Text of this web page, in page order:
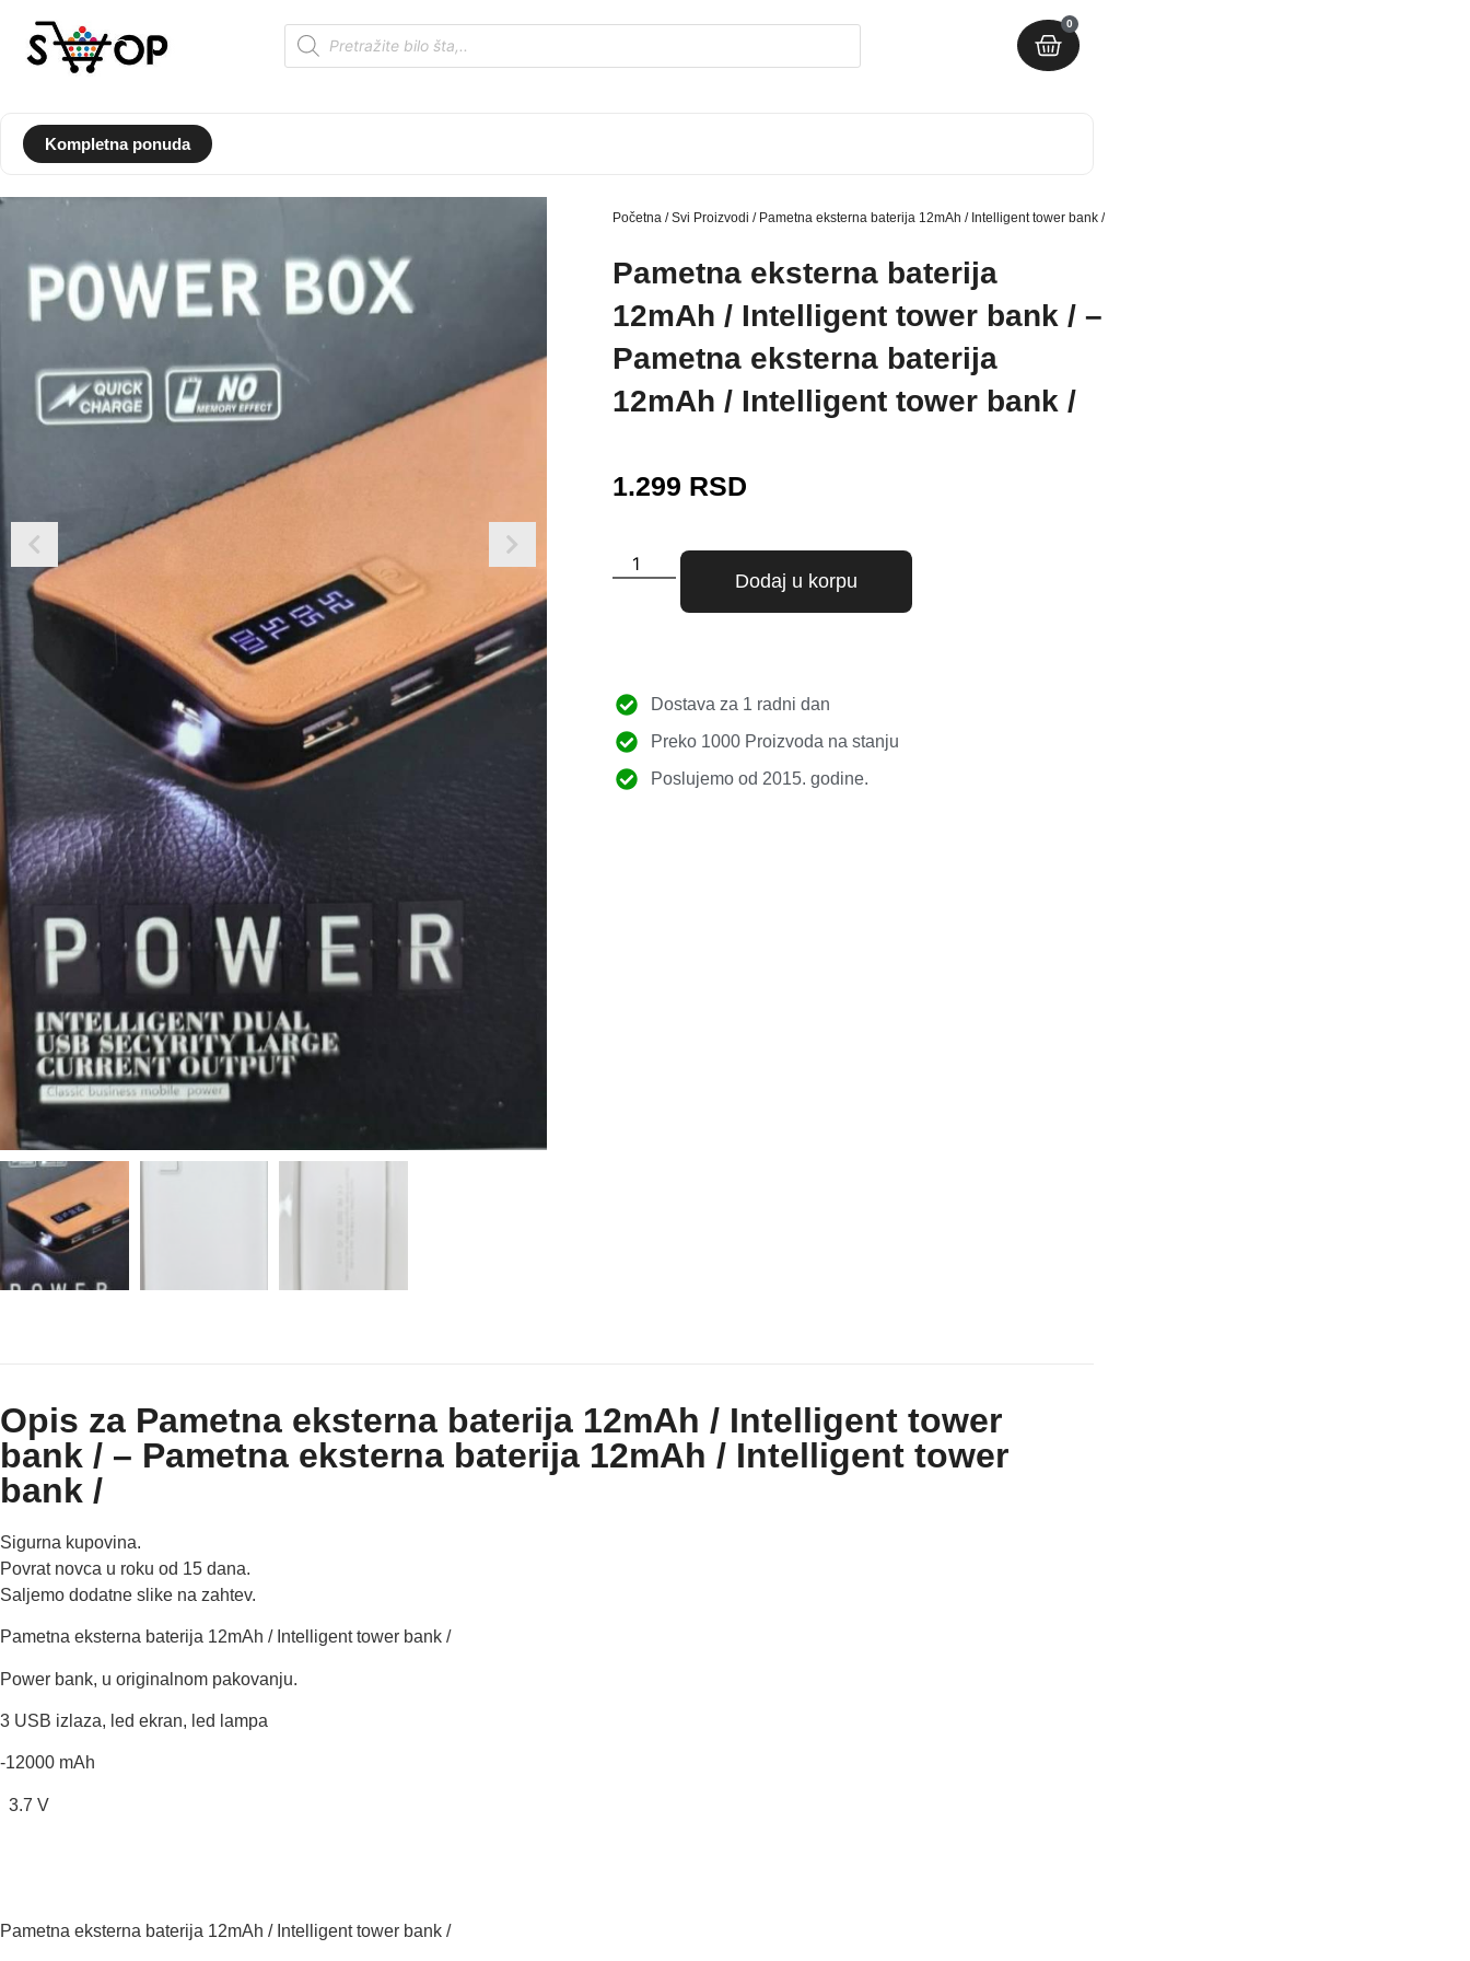
0
Kompletna ponuda
Početna /Svi Proizvodi / Pametna eksterna baterija 12mAh / Intelligent tower bank / – Pametna eksterna baterija 12mAh / Intelligent tower bank /
Pametna eksterna baterija
12mAh / Intelligent tower bank / –
Pametna eksterna baterija
12mAh / Intelligent tower bank /
1.299 RSD
Dodaj u korpu
Dostava za 1 radni dan
Preko 1000 Proizvoda na stanju
Poslujemo od 2015. godine.
Opis za Pametna eksterna baterija 12mAh / Intelligent tower
bank / – Pametna eksterna baterija 12mAh / Intelligent tower
bank /
Sigurna kupovina.
Povrat novca u roku od 15 dana.
Saljemo dodatne slike na zahtev.
Pametna eksterna baterija 12mAh / Intelligent tower bank /
Power bank, u originalnom pakovanju.
3 USB izlaza, led ekran, led lampa
-12000 mAh
3.7 V
Pametna eksterna baterija 12mAh / Intelligent tower bank /